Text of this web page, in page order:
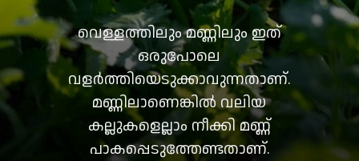
വെള്ളത്തിലും മണ്ണിലും ഇത്
ഒരുപോലെ
വളർത്തിയെടുക്കാവുന്നതാണ്.
മണ്ണിലാണെങ്കിൽ വലിയ
കല്ലുകളെല്ലാം നീക്കി മണ്ണ്
പാകപ്പെടുത്തേണ്ടതാണ്.